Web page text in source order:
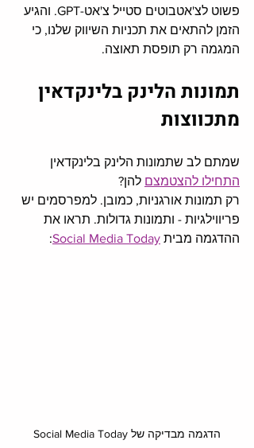
פשוט לצ'אטבוטים סטייל צ'אט-GPT. והגיע
הזמן להתאים את תכניות השיווק שלנו, כי
המגמה רק תופסת תאוצה.
תמונות הלינק בלינקדאין
מתכווצות
שמתם לב שתמונות הלינק בלינקדאין
התחילו להצטמצם להן?
רק תמונות אורגניות, כמובן. למפרסמים יש
פריווילגיות - ותמונות גדולות. תראו את
ההדגמה מבית Social Media Today
:
הדגמה מבדיקה של Social Media Today